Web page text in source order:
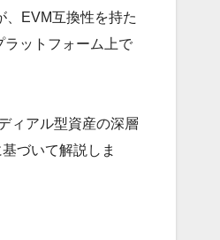
、EVM互換性を持た
ラットフォーム上で
ィアル型資産の深層
づいて解説しま